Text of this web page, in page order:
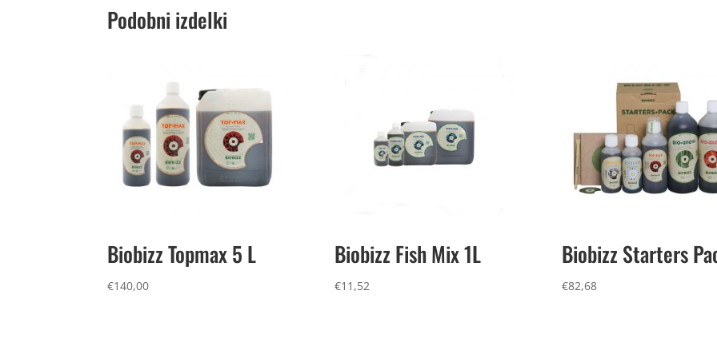
Podobni izdelki
Biobizz Topmax 5 L
€140,00
Biobizz Fish Mix 1L
€11,52
Biobizz Starters
€82,68